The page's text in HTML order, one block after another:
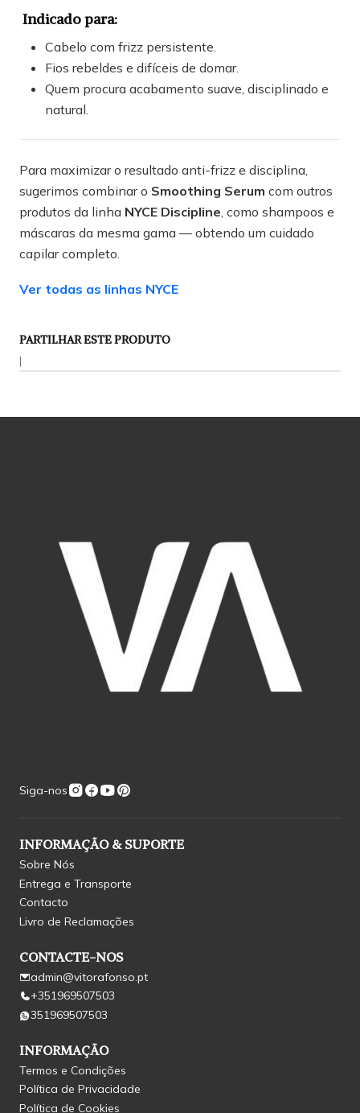
Indicado para:
Cabelo com frizz persistente.
Fios rebeldes e difíceis de domar.
Quem procura acabamento suave, disciplinado e
natural.
Para maximizar o resultado anti-frizz e disciplina,
sugerimos combinar o Smoothing Serum com outros
produtos da linha NYCE Discipline, como shampoos e
máscaras da mesma gama — obtendo um cuidado
capilar completo.
Ver todas as linhas NYCE
PARTILHAR ESTE PRODUTO
|
Siga-nos
INFORMAÇÃO & SUPORTE
Sobre Nós
Entrega e Transporte
Contacto
Livro de Reclamações
CONTACTE-NOS
admin@vitorafonso.pt
+351969507503
351969507503
INFORMAÇÃO
Termos e Condições
Política de Privacidade
Política de Cookies